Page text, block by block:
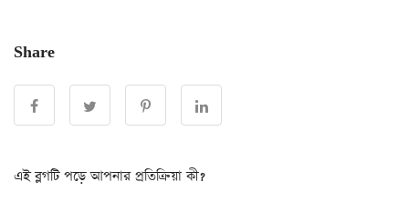
Share
এই ব্লগটি পড়ে আপনার প্রতিক্রিয়া কী?